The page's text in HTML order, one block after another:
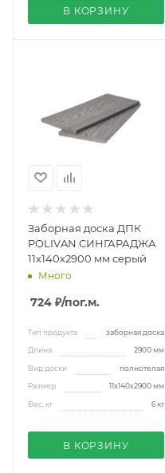
В КОРЗИНУ
Заборная доска ДПК
POLIVAN СИНГАРАДЖА
11х140х2900 мм серый
Много
724 ₽/пог.м.
Тип продукта заборная доска
Длина 2900 мм
Вид доски полнотелая
Размер 11х140х2900 мм
Вес, кг 6 кг
В КОРЗИНУ